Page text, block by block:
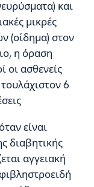
και
μικρές
(οίδημα) στον
η όραση
οι ασθενείς
6
είναι
διαβητικής
αγγειακή